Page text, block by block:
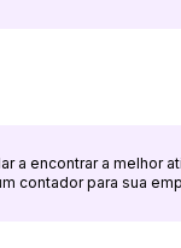
a encontrar a
contador para sua